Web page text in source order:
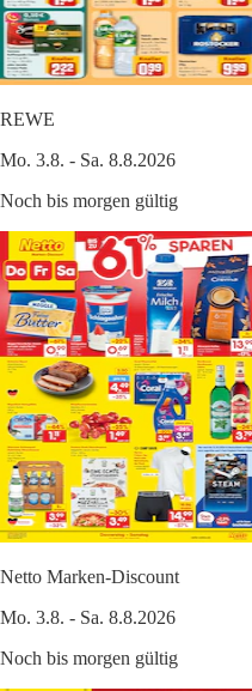
REWE
Mo. 3.8. - Sa. 8.8.2026
Noch bis morgen gültig
Netto Marken-Discount
Mo. 3.8. - Sa. 8.8.2026
Noch bis morgen gültig